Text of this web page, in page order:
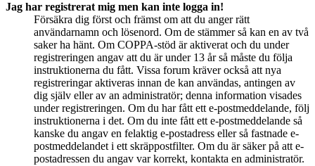
Jag har registrerat mig men kan inte logga in!
Försäkra dig först och främst om att du anger rätt
användarnamn och lösenord. Om de stämmer så kan en av två
saker ha hänt. Om COPPA-stöd är aktiverat och du under
registreringen angav att du är under 13 år så måste du följa
instruktionerna du fått. Vissa forum kräver också att nya
registreringar aktiveras innan de kan användas, antingen av
dig själv eller av an administratör; denna information visades
under registreringen. Om du har fått ett e-postmeddelande, följ
instruktionerna i det. Om du inte fått ett e-postmeddelande så
kanske du angav en felaktig e-postadress eller så fastnade e-
postmeddelandet i ett skräppostfilter. Om du är säker på att e-
postadressen du angav var korrekt, kontakta en administratör.